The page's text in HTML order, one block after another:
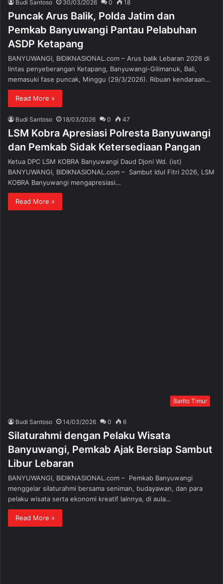
Budi Santoso 30/03/2026 0 18
Puncak Arus Balik, Polda Jatim dan
Pemkab Banyuwangi Pantau Pelabuhan
ASDP Ketapang
BANYUWANGI, BIDIKNASIONAL.com – Arus balik Lebaran 2026 di
lintas penyeberangan Ketapang, Banyuwangi-Gilimanuk, Bali,
memasuki fase puncak, Minggu (29/3/2026). Ribuan kendaraan…
Read More »
Budi Santoso 18/03/2026 0 47
LSM Kobra Apresiasi Polresta Banyuwangi
dan Pemkab Sidak Ketersediaan Pangan
Ketua DPC LSM KOBRA Banyuwangi Daud Djoni Wd. (ist)
BANYUWANGI, BIDIKNASIONAL.com – Sambut Idul Fitri 2026, LSM
KOBRA Banyuwangi mengapresiasi…
Read More »
Barito Timur
Budi Santoso 14/03/2026 0 6
Silaturahmi dengan Pelaku Wisata
Banyuwangi, Pemkab Ajak Bersiap Sambut
Libur Lebaran
BANYUWANGI, BIDIKNASIONAL.com – Pemkab Banyuwangi
menggelar silaturahmi bersama seniman, budayawan, dan para
pelaku wisata serta ekonomi kreatif lainnya, di aula…
Read More »